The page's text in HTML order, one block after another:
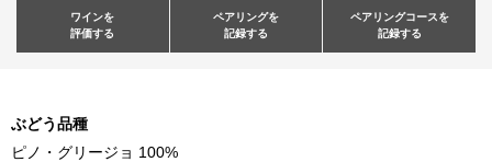
ワインを
評価する
ペアリングを
記録する
ペアリングコースを
記録する
ぶどう品種
ピノ・グリージョ 100%